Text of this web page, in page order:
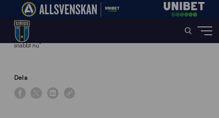
Home»
snabbt nu”
Dela